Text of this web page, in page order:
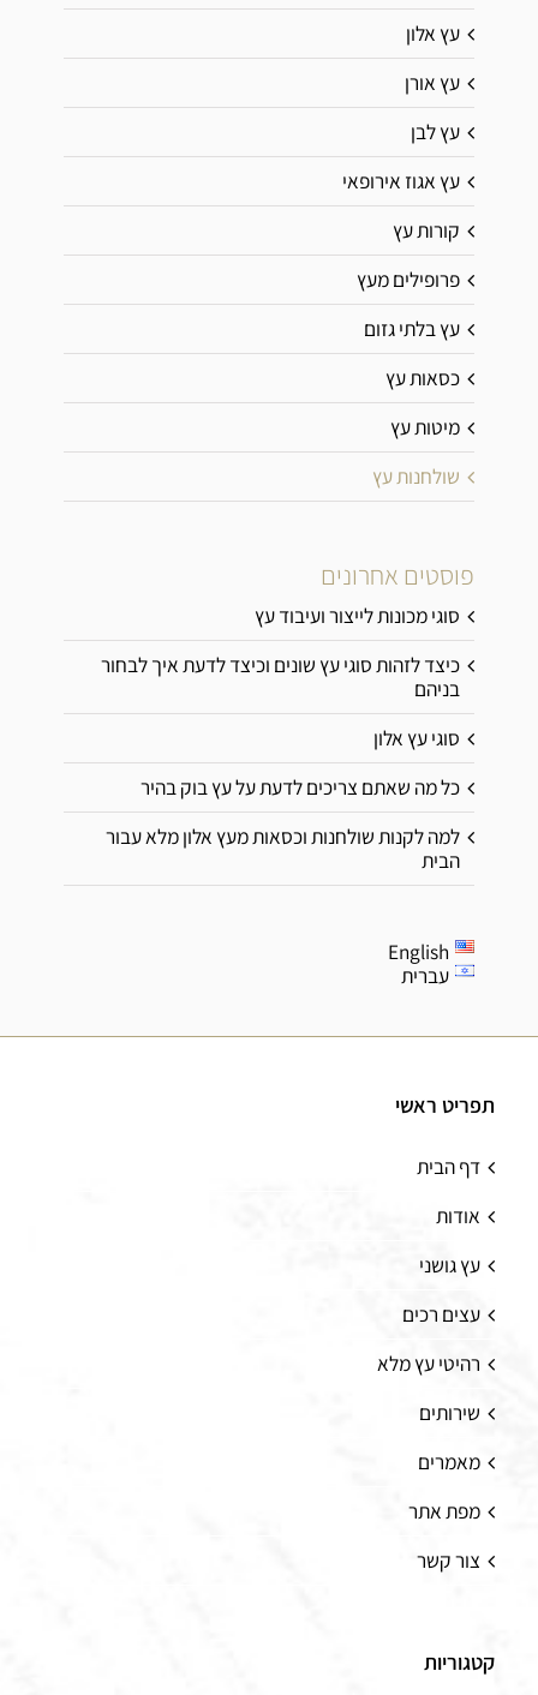
עץ אלון
עץ אורן
עץ לבן
עץ אגוז אירופאי
קורות עץ
פרופילים מעץ
עץ בלתי גזום
כסאות עץ
מיטות עץ
שולחנות עץ
פוסטים אחרונים
סוגי מכונות לייצור ועיבוד עץ
כיצד לזהות סוגי עץ שונים וכיצד לדעת איך לבחור
בניהם
סוגי עץ אלון
כל מה שאתם צריכים לדעת על עץ בוק בהיר
למה לקנות שולחנות וכסאות מעץ אלון מלא עבור
הבית
English
עברית
תפריט ראשי
דף הבית
אודות
עץ גושני
עצים רכים
רהיטי עץ מלא
שירותים
מאמרים
מפת אתר
צור קשר
קטגוריות